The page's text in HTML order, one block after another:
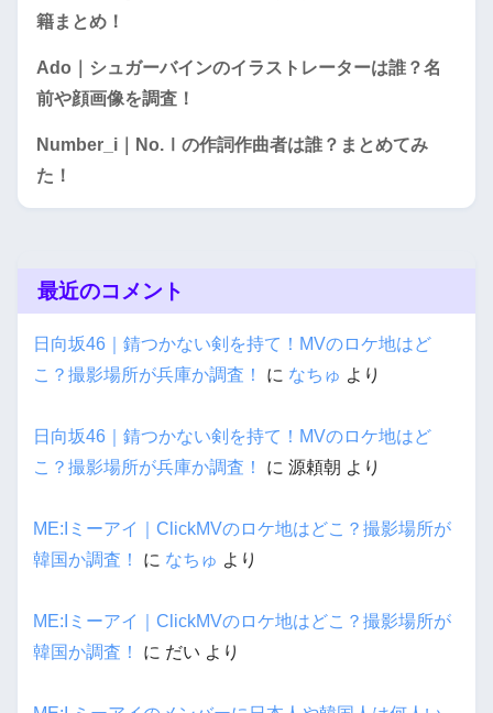
籍まとめ！
Ado｜シュガーバインのイラストレーターは誰？名
前や顔画像を調査！
Number_i｜No.Ⅰの作詞作曲者は誰？まとめてみ
た！
最近のコメント
日向坂46｜錆つかない剣を持て！MVのロケ地はど
こ？撮影場所が兵庫か調査！
に なちゅ より
日向坂46｜錆つかない剣を持て！MVのロケ地はど
こ？撮影場所が兵庫か調査！
に 源頼朝 より
ME:Iミーアイ｜ClickMVのロケ地はどこ？撮影場所が
韓国か調査！
に なちゅ より
ME:Iミーアイ｜ClickMVのロケ地はどこ？撮影場所が
韓国か調査！
に だい より